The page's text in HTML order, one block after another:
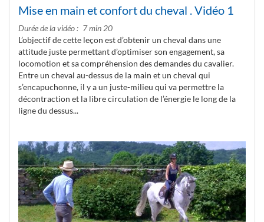
Mise en main et confort du cheval . Vidéo 1
Durée de la vidéo
7 min 20
L’objectif de cette leçon est d’obtenir un cheval dans une
attitude juste permettant d’optimiser son engagement, sa
locomotion et sa compréhension des demandes du cavalier.
Entre un cheval au-dessus de la main et un cheval qui
s’encapuchonne, il y a un juste-milieu qui va permettre la
décontraction et la libre circulation de l’énergie le long de la
ligne du dessus...